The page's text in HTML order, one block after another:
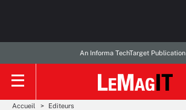
An Informa TechTarget Publication
Accueil Editeurs